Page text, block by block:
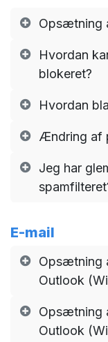
Opsætning
Hvordan
blokeret?
Hvordan
Ændring af
Jeg har
E-mail
Opsætning
Outlook
Opsætning
Outlook